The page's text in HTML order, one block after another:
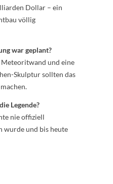
Dollar – ein
völlig
war geplant?
Meteoritwand und eine
Skulptur sollten das
Legende?
nie offiziell
wurde und bis heute